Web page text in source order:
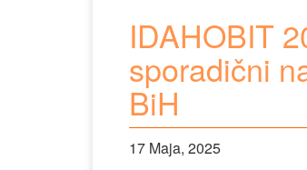
IDAHOBIT
sporadični
BiH
17 Maja, 2025